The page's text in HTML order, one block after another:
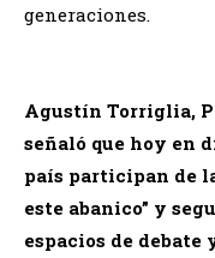
generaciones.
Agustín Torriglia,
señaló que hoy en
país participan de
este abanico” y
espacios de debate